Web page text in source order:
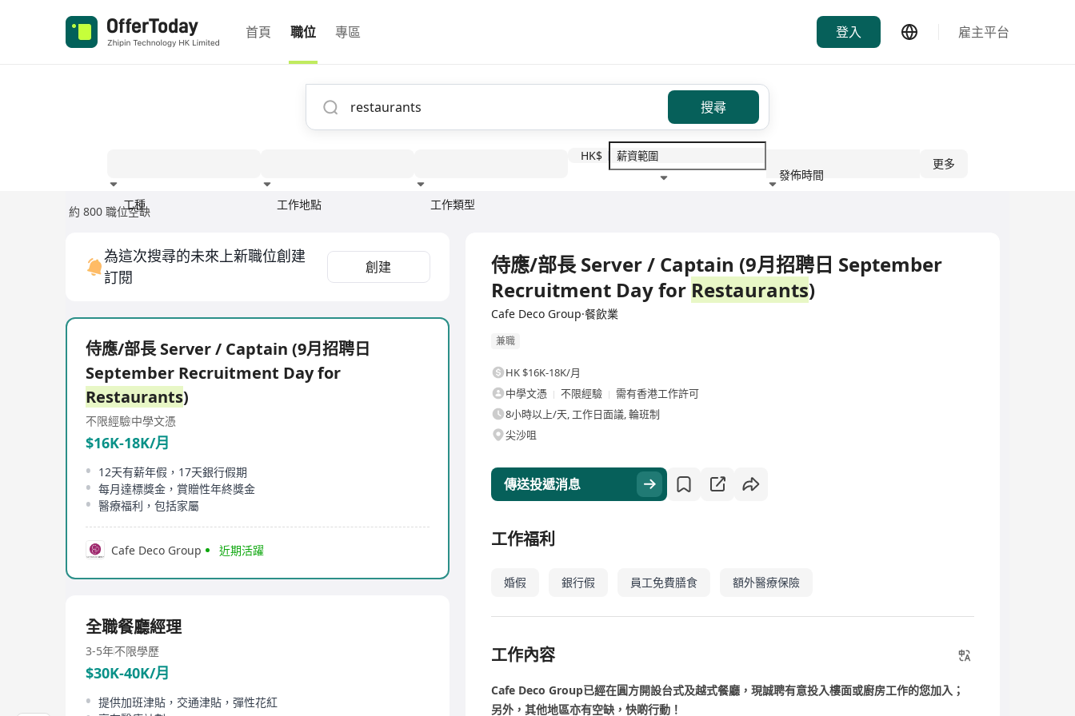
首頁 職位 專區 登入 雇主平台
搜尋
工種 工作地點 工作類型
HK$
發佈時間
更多
約 800 職位空缺
為這次搜尋的未來上新職位創建
訂閱
創建
侍應/部長 Server / Captain (9月招聘日
September Recruitment Day for
Restaurants)
不限經驗中學文憑
$16K-18K/月
12天有薪年假，17天銀行假期
每月達標獎金，賞贈性年終獎金
醫療福利，包括家屬
Cafe Deco Group 近期活躍
全職餐廳經理
3-5年不限學歷
$30K-40K/月
提供加班津貼，交通津貼，彈性花紅
侍應/部長 Server / Captain (9月招聘日 September
Recruitment Day for Restaurants)
Cafe Deco Group·餐飲業
兼職
HK $16K-18K/月
中學文憑
不限經驗
需有香港工作許可
8小時以上/天, 工作日面議, 輪班制
尖沙咀
傳送投遞消息
工作福利
婚假 銀行假 員工免費膳食 額外醫療保險
工作內容
Cafe Deco Group已經在圓方開設台式及越式餐廳，現誠聘有意投入樓面或廚房工作的您加入；
另外，其他地區亦有空缺，快啲行動！